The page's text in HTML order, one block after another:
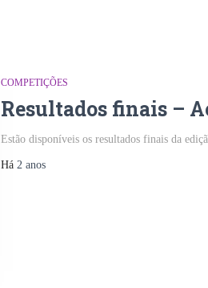
COMPETIÇÕES
Resultados finais –
Estão disponíveis os resultados finais da
Há 2 anos